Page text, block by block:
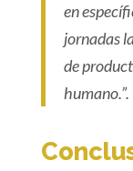
en
jornadas
de
humano.”.